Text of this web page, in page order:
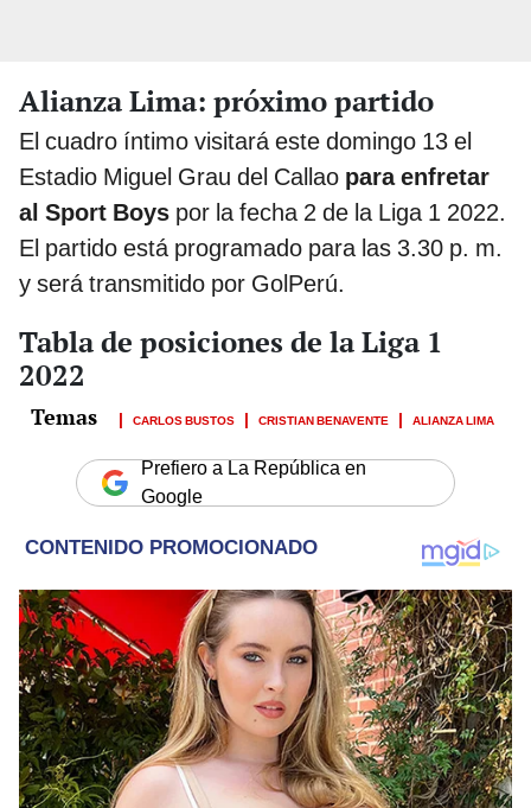
Alianza Lima: próximo partido
El cuadro íntimo visitará este domingo 13 el
Estadio Miguel Grau del Callao para enfretar
al Sport Boys por la fecha 2 de la Liga 1 2022.
El partido está programado para las 3.30 p. m.
y será transmitido por GolPerú.
Tabla de posiciones de la Liga 1
2022
CARLOS BUSTOS CRISTIAN BENAVENTE ALIANZA LIMA
Prefiero a La República en
Google